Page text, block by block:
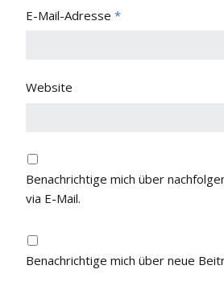
E-Mail-Adresse *
Website
Benachrichtige mich über
via E-Mail.
Benachrichtige mich über neue